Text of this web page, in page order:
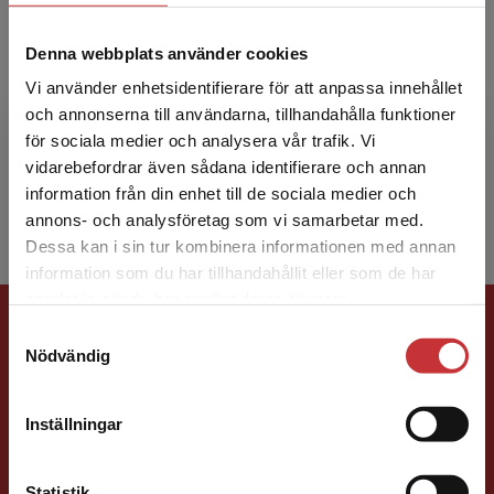
Denna webbplats använder cookies
Vi använder enhetsidentifierare för att anpassa innehållet
och annonserna till användarna, tillhandahålla funktioner
för sociala medier och analysera vår trafik. Vi
vidarebefordrar även sådana identifierare och annan
information från din enhet till de sociala medier och
annons- och analysföretag som vi samarbetar med.
Dessa kan i sin tur kombinera informationen med annan
information som du har tillhandahållit eller som de har
Nödvändig
Inställningar
Begränsad fraktregion
Det verkar som att du besöker
studentlitteratur.se via en enhet utanför Sverige.
Vi erbjuder inte leveranser utanför Sverige. För
att kunna slutföra ett köp måste
Johnny Kvistholm
Förlagskontakt